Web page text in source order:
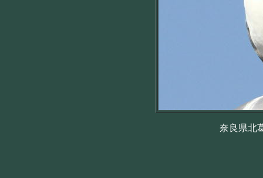
奈良県北